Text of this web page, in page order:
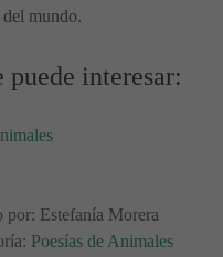
del mundo.
puede interesar:
por: Estefanía Morera
Poesías de Animales